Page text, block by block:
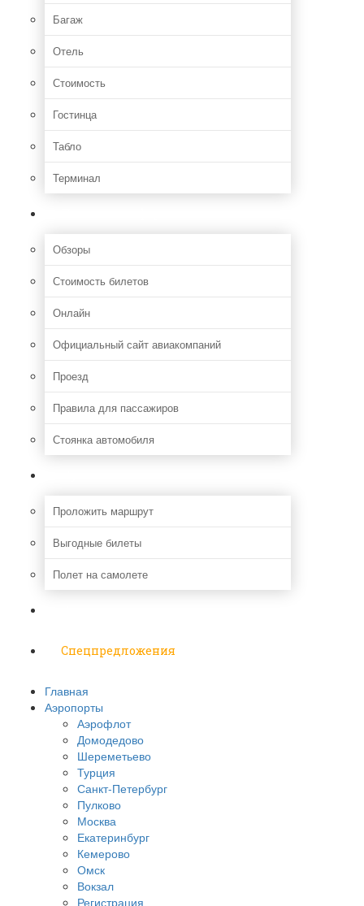
Багаж
Отель
Стоимость
Гостинца
Табло
Терминал
Обзоры
Стоимость билетов
Онлайн
Официальный сайт авиакомпаний
Проезд
Правила для пассажиров
Стоянка автомобиля
Проложить маршрут
Выгодные билеты
Полет на самолете
Спецпредложения
Главная
Аэропорты
Аэрофлот
Домодедово
Шереметьево
Турция
Санкт-Петербург
Пулково
Москва
Екатеринбург
Кемерово
Омск
Вокзал
Регистрация